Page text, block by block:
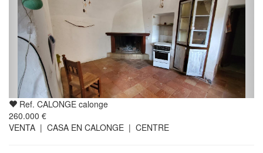
Ref. CALONGE calonge
260.000 €
VENTA | CASA EN CALONGE | CENTRE